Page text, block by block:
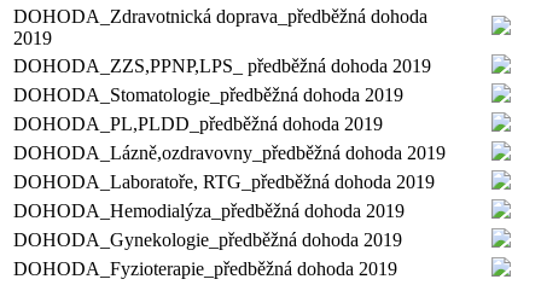
DOHODA_Zdravotnická doprava_předběžná dohoda
2019
DOHODA_ZZS,PPNP,LPS_ předběžná dohoda 2019
DOHODA_Stomatologie_předběžná dohoda 2019
DOHODA_PL,PLDD_předběžná dohoda 2019
DOHODA_Lázně,ozdravovny_předběžná dohoda 2019
DOHODA_Laboratoře, RTG_předběžná dohoda 2019
DOHODA_Hemodialýza_předběžná dohoda 2019
DOHODA_Gynekologie_předběžná dohoda 2019
DOHODA_Fyzioterapie_předběžná dohoda 2019